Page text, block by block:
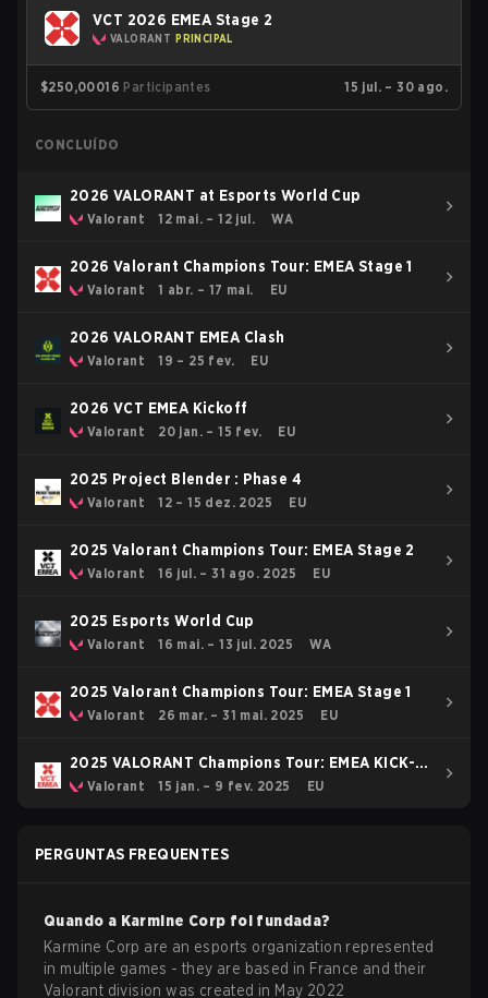
VCT 2026 EMEA Stage 2
VALORANT PRINCIPAL
$250,00016 Participantes 15 jul. – 30 ago.
CONCLUÍDO
2026 VALORANT at Esports World Cup
Valorant 12 mai. – 12 jul. WA
2026 Valorant Champions Tour: EMEA Stage 1
Valorant 1 abr. – 17 mai. EU
2026 VALORANT EMEA Clash
Valorant 19 – 25 fev. EU
2026 VCT EMEA Kickoff
Valorant 20 jan. – 15 fev. EU
2025 Project Blender : Phase 4
Valorant 12 – 15 dez. 2025 EU
2025 Valorant Champions Tour: EMEA Stage 2
Valorant 16 jul. – 31 ago. 2025 EU
2025 Esports World Cup
Valorant 16 mai. – 13 jul. 2025 WA
2025 Valorant Champions Tour: EMEA Stage 1
Valorant 26 mar. – 31 mai. 2025 EU
2025 VALORANT Champions Tour: EMEA KICK-
OFFValorant 15 jan. – 9 fev. 2025 EU
PERGUNTAS FREQUENTES
Quando a Karmine Corp foi fundada?
Karmine Corp are an esports organization represented
in multiple games - they are based in France and their
Valorant division was created in May 2022